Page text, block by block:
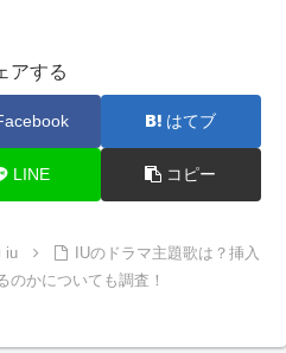
アする
はてブ
LINE コピー
iu
IUのドラマ主題歌は？挿入
のかについても調査！